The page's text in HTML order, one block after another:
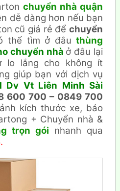
chuyển nhà quận
dễ dàng hơn nếu bạn
cũ giá rẻ đểchuyển
thể tìm ở đâu thùng
chuyển nhà ở đâu lại
lo lắng cho không ít
giúp bạn với dịch vụ
Dv Vt Liên Minh Sài
600 700 – 0849 700
kích thước xe, báo
+ Chuyển nhà &
trọn gói nhanh qua
.